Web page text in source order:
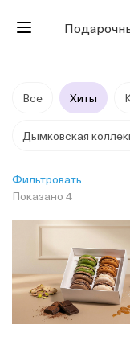
Все Хиты
Дымковская
Показано 4
Фильтровать